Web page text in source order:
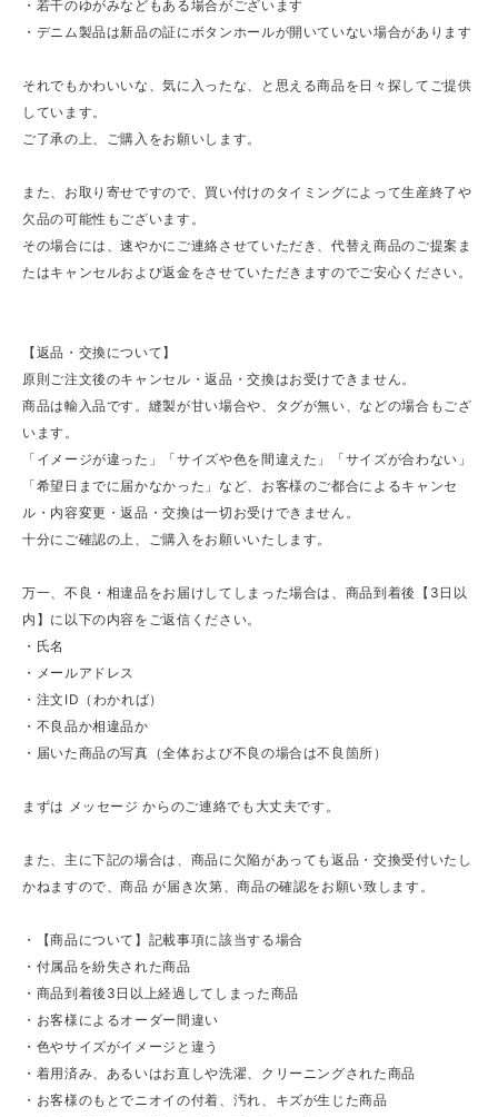
・若干のゆがみなどもある場合がございます
・デニム製品は新品の証にボタンホールが開いていない場合があります
それでもかわいいな、気に入ったな、と思える商品を日々探してご提供
しています。
ご了承の上、ご購入をお願いします。
また、お取り寄せですので、買い付けのタイミングによって生産終了や
欠品の可能性もございます。
その場合には、速やかにご連絡させていただき、代替え商品のご提案ま
たはキャンセルおよび返金をさせていただきますのでご安心ください。
【返品・交換について】
原則ご注文後のキャンセル・返品・交換はお受けできません。
商品は輸入品です。縫製が甘い場合や、タグが無い、などの場合もござ
います。
「イメージが違った」「サイズや色を間違えた」「サイズが合わない」
「希望日までに届かなかった」など、お客様のご都合によるキャンセ
ル・内容変更・返品・交換は一切お受けできません。
十分にご確認の上、ご購入をお願いいたします。
万一、不良・相違品をお届けしてしまった場合は、商品到着後【3日以
内】に以下の内容をご返信ください。
・氏名
・メールアドレス
・注文ID（わかれば）
・不良品か相違品か
・届いた商品の写真（全体および不良の場合は不良箇所）
まずは メッセージ からのご連絡でも大丈夫です。
また、主に下記の場合は、商品に欠陥があっても返品・交換受付いたし
かねますので、商品 が届き次第、商品の確認をお願い致します。
・【商品について】記載事項に該当する場合
・付属品を紛失された商品
・商品到着後3日以上経過してしまった商品
・お客様によるオーダー間違い
・色やサイズがイメージと違う
・着用済み、あるいはお直しや洗濯、クリーニングされた商品
・お客様のもとでニオイの付着、汚れ、キズが生じた商品